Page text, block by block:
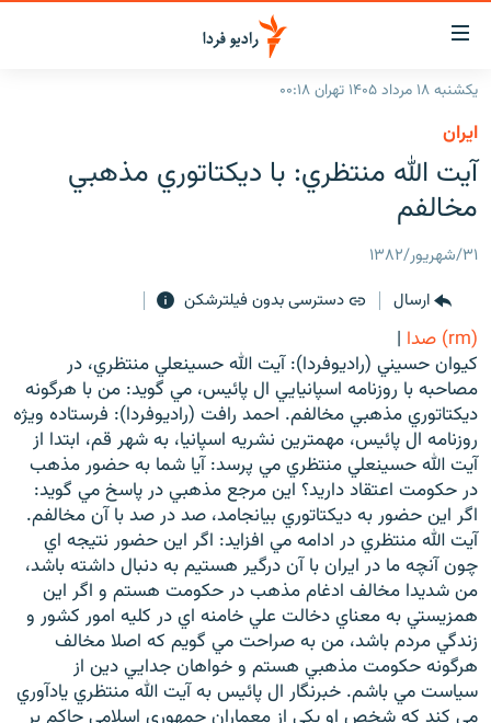
لینک‌های
قابلیت
دسترسی
بازگشت
به
منوی
اصلی
رفتن
به
صفحه
جستجو
ایران
جهان
برنامه‌های رادیویی
فرکانس‌ها
پادکست
چندرسانه‌ای
گزارش‌های تصویری
گزارش‌های ویدئویی
زنان فردا
English
به ما بپیوندید
زبان‌های دیگر
یکشنبه ۱۸ مرداد ۱۴۰۵ تهران ۰۰:۱۸
ايران
آيت الله منتظري: با ديکتاتوري مذهبي
مخالفم
۳۱/شهریور/۱۳۸۲
ارسال
دسترسی بدون فیلترشکن
(rm) صدا
|
کيوان حسيني (راديوفردا): آيت الله حسينعلي منتظري، در
مصاحبه با روزنامه اسپانيايي ال پائيس، مي گويد: من با هرگونه
ديکتاتوري مذهبي مخالفم. احمد رافت (راديوفردا): فرستاده ويژه
روزنامه ال پائيس، مهمترين نشريه اسپانيا، به شهر قم، ابتدا از
آيت الله حسينعلي منتظري مي پرسد: آيا شما به حضور مذهب
در حکومت اعتقاد داريد؟ اين مرجع مذهبي در پاسخ مي گويد:
اگر اين حضور به ديکتاتوري بيانجامد، صد در صد با آن مخالفم.
آيت الله منتظري در ادامه مي افزايد: اگر اين حضور نتيجه اي
چون آنچه ما در ايران با آن درگير هستيم به دنبال داشته باشد،
من شديدا مخالف ادغام مذهب در حکومت هستم و اگر اين
همزيستي به معناي دخالت علي خامنه اي در کليه امور کشور و
زندگي مردم باشد، من به صراحت مي گويم که اصلا مخالف
هرگونه حکومت مذهبي هستم و خواهان جدايي دين از
سياست مي باشم. خبرنگار ال پائيس به آيت الله منتظري يادآوري